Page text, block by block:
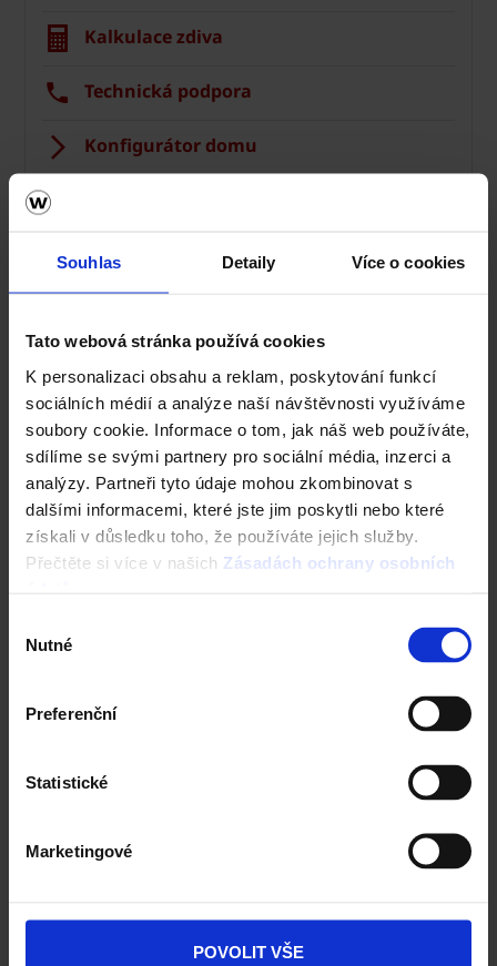
Souhlas Detaily Více o cookies
Tato webová stránka používá cookies
K personalizaci obsahu a reklam, poskytování funkcí
sociálních médií a analýze naší návštěvnosti využíváme
soubory cookie. Informace o tom, jak náš web používáte,
sdílíme se svými partnery pro sociální média, inzerci a
analýzy. Partneři tyto údaje mohou zkombinovat s
dalšími informacemi, které jste jim poskytli nebo které
získali v důsledku toho, že používáte jejich služby.
Přečtěte si více v našich Zásadách ochrany osobních
souhlasu
Nutné
Preferenční
Statistické
Marketingové
POVOLIT VŠE
Kalkulace zdiva
Technická podpora
Konfigurátor domu
Vyhledavač prohlášení DoP
Střecha Tondach
Technická podpora
Střechy ve vašem okolí
Registrace záruky All Inclusive